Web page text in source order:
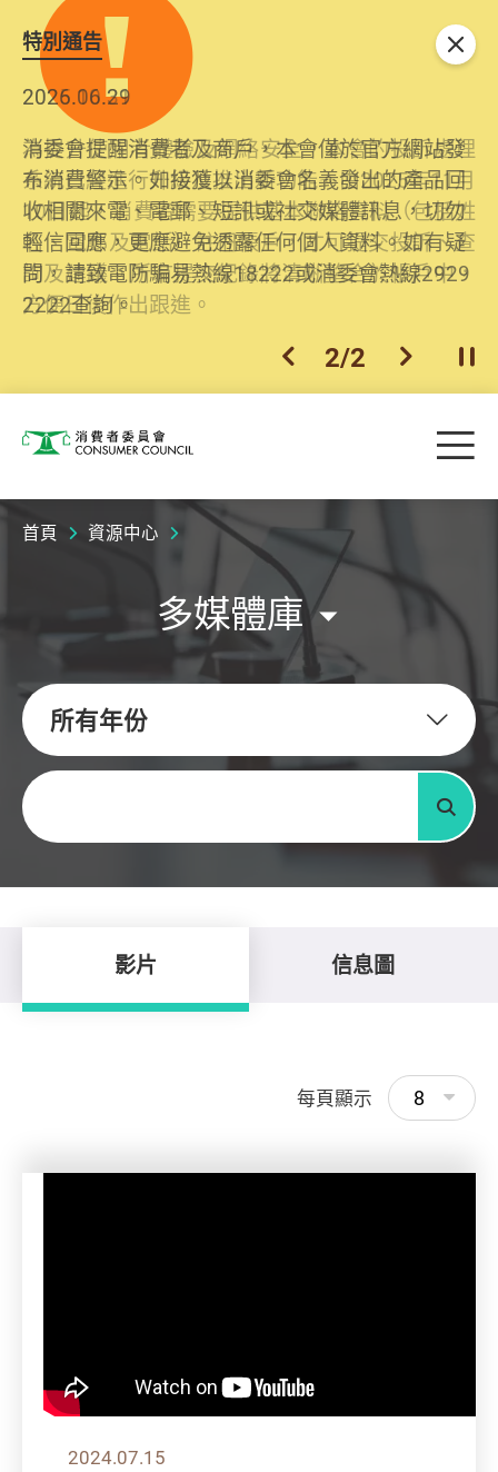
特別通告
2026.06.29
消委會提醒消費者及商戶，本會僅於官方網站發
布消費警示。如接獲以消委會名義發出的產品回
收相關來電、電郵、短訊或社交媒體訊息，切勿
輕信回應，更應避免透露任何個人資料。如有疑
問，請致電防騙易熱線18222或消委會熱線2929
2222查詢。
2025.10.31
為提升使用者體驗及網絡安全，本會的投訴處理
系統已經進行升級及推出新功能。由2025年11月
10日起，消費者需要提供基本聯絡資料（包括姓
名、電郵及電話）註冊帳戶，才可提交投訴、查
詢及建議。所有提交紀錄將清晰整合於帳戶中，
方便日後作出跟進。
上一個
2/2 下一個開
關閉
消費者委員會 目
首頁 資源中心
多媒體庫
所有年份
關鍵字
搜尋
影片 信息圖
每頁顯示 8
2024.07.15